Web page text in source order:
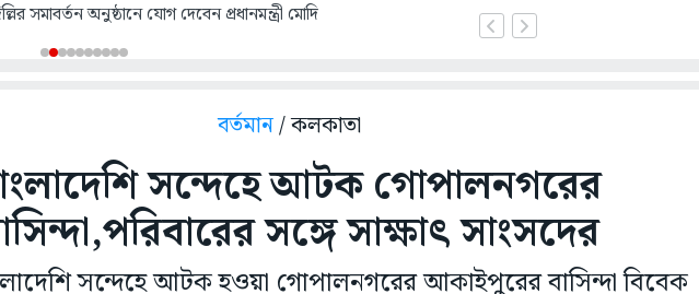
সমাবর্তন অনুষ্ঠানে যোগ দেবেন প্রধানমন্ত্রী মোদি
বর্তমান/ কলকাতা
সন্দেহে আটক গোপালনগরের
সঙ্গে সাক্ষাৎ সাংসদের
সন্দেহে আটক হওয়া গোপালনগরের আকাইপুরের বাসিন্দা বিবেক